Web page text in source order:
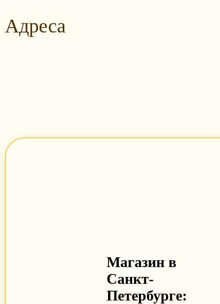
Адреса
Магазин в
Санкт-
Петербурге: